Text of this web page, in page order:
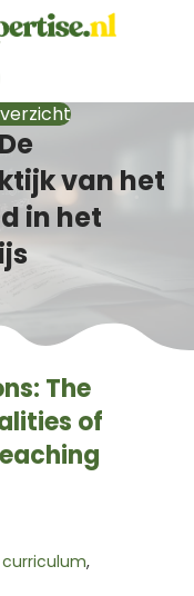
van het
in het
The
of
curriculum,